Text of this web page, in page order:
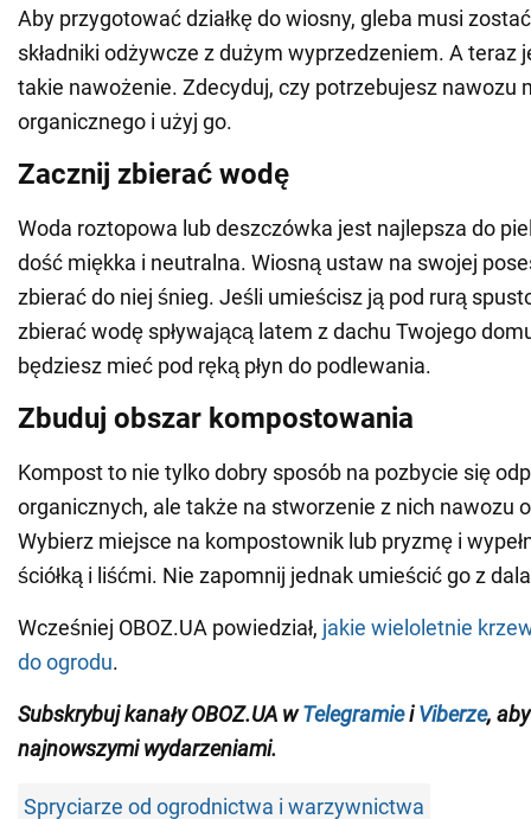
Aby przygotować działkę do wiosny, gleba musi
składniki odżywcze z dużym wyprzedzeniem. A teraz
takie nawożenie. Zdecyduj, czy potrzebujesz nawozu
organicznego i użyj go.
Zacznij zbierać wodę
Woda roztopowa lub deszczówka jest najlepsza do
dość miękka i neutralna. Wiosną ustaw na swojej
zbierać do niej śnieg. Jeśli umieścisz ją pod rurą
zbierać wodę spływającą latem z dachu Twojego
będziesz mieć pod ręką płyn do podlewania.
Zbuduj obszar kompostowania
Kompost to nie tylko dobry sposób na pozbycie się
organicznych, ale także na stworzenie z nich nawozu
Wybierz miejsce na kompostownik lub pryzmę i
ściółką i liśćmi. Nie zapomnij jednak umieścić go z
Wcześniej OBOZ.UA powiedział, jakie wieloletnie
do ogrodu.
Subskrybuj kanały OBOZ.UA w TelegramieiViberze,
najnowszymi wydarzeniami.
Spryciarze od ogrodnictwa i warzywnictwa